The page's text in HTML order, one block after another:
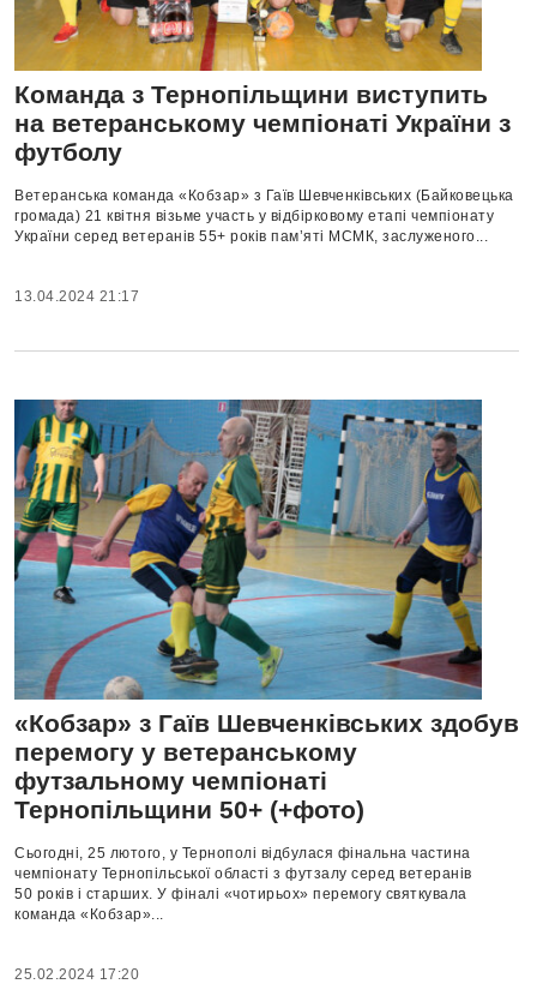
Команда з Тернопільщини виступить
на ветеранському чемпіонаті України з
футболу
Ветеранська команда «Кобзар» з Гаїв Шевченківських (Байковецька
громада) 21 квітня візьме участь у відбірковому етапі чемпіонату
України серед ветеранів 55+ років пам’яті МСМК, заслуженого...
13.04.2024 21:17
«Кобзар» з Гаїв Шевченківських здобув
перемогу у ветеранському
футзальному чемпіонаті
Тернопільщини 50+ (+фото)
Сьогодні, 25 лютого, у Тернополі відбулася фінальна частина
чемпіонату Тернопільської області з футзалу серед ветеранів
50 років і старших. У фіналі «чотирьох» перемогу святкувала
команда «Кобзар»...
25.02.2024 17:20